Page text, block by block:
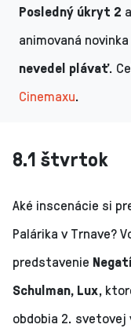
Posledný úkryt 2
animovaná novinka
nevedel plávať.
Cinemaxu.
8.1 štvrtok
Aké inscenácie si
Palárika v Trnave?
predstavenie
Schulman, Lux,
obdobia 2.